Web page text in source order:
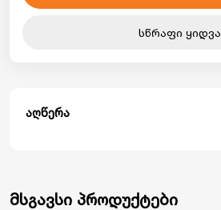
სწრაფი ყიდვა
აღწერა
მსგავსი პროდუქტები